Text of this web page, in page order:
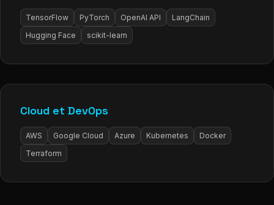
TensorFlow PyTorch OpenAI API
LangChain
Hugging Face
scikit-learn
Cloud et DevOps
AWS Google Cloud Azure Kubernetes
Docker
Terraform